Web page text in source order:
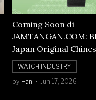
Coming Soon di
JAMTANGAN.COM:
Japan Original
Numerals Watch
WATCH INDUSTRY
by Han Jun 17, 2026